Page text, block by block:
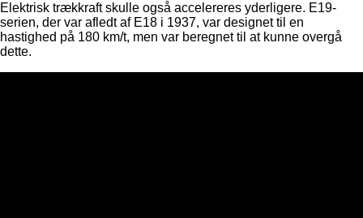
Elektrisk trækkraft skulle også accelereres yderligere. E19-
serien, der var afledt af E18 i 1937, var designet til en
hastighed på 180 km/t, men var beregnet til at kunne overgå
dette.